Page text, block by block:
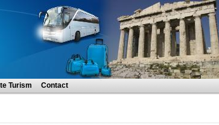
Turism Contact